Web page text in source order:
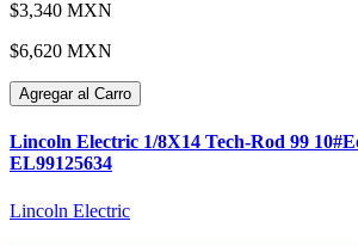
$3,340 MXN
$6,620 MXN
Agregar al Carro
Lincoln Electric 1/8X14 Tech-Rod 99
EL99125634
Lincoln Electric